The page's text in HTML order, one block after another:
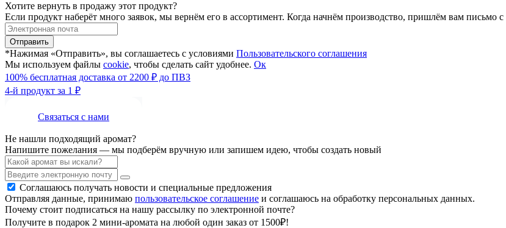
Хотите вернуть в продажу этот продукт?
Если продукт наберёт много заявок, мы вернём его в ассортимент. Когда начнём производство, пришлём вам письмо
Отправить
*Нажимая «Отправить», вы соглашаетесь с условиями Пользовательского соглашения
Мы используем файлы cookie, чтобы сделать сайт удобнее. Ок
100% бесплатная доставка от 2200 ₽ до ПВЗ
4-й продукт за 1 ₽
Связаться с нами
Не нашли подходящий аромат?
Напишите пожелания — мы подберём вручную или запишем идею, чтобы создать новый
Соглашаюсь получать новости и специальные предложения
Отправляя данные, принимаю пользовательское соглашение и соглашаюсь на обработку персональных данных.
Почему стоит подписаться на нашу рассылку по электронной почте?
Получите в подарок 2 мини-аромата на любой один заказ от 1500₽!